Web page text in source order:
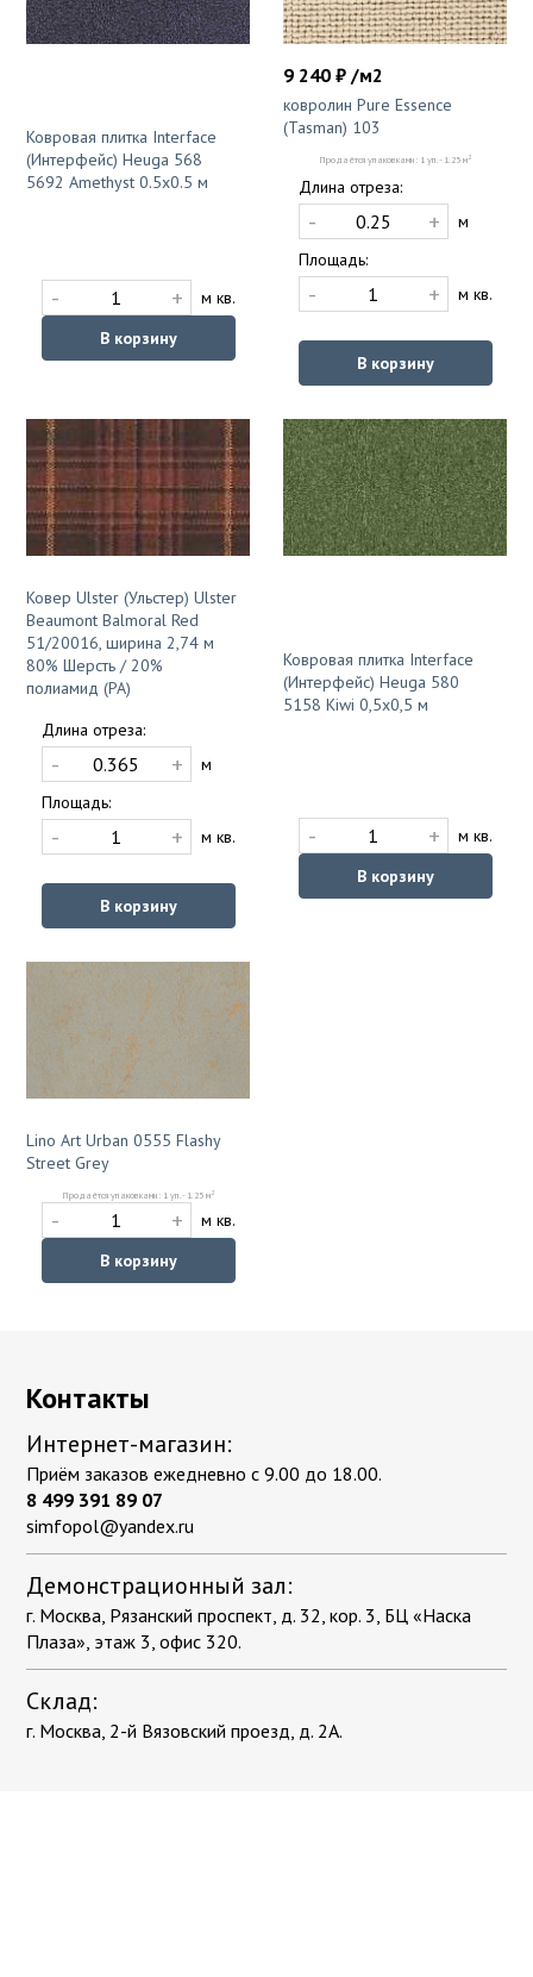
Ковровая плитка Interface
(Интерфейс) Heuga 568
5692 Amethyst 0.5x0.5 м
- +
м кв.
В корзину
9 240 ₽ /м2
ковролин Pure Essence
(Tasman) 103
Продаётся упаковками: 1 уп. - 1.25 м2
Длина отреза:
- +
м
Площадь:
- + м кв.
В корзину
Ковер Ulster (Ульстер) Ulster
Beaumont Balmoral Red
51/20016, ширина 2,74 м
80% Шерсть / 20%
полиамид (PA)
Длина отреза:
- +
м
Площадь:
- + м кв.
В корзину
Ковровая плитка Interface
(Интерфейс) Heuga 580
5158 Kiwi 0,5x0,5 м
- +
м кв.
В корзину
Lino Art Urban 0555 Flashy
Street Grey
Продаётся упаковками: 1 уп. - 1.25 м2
- +
м кв.
В корзину
Контакты
Интернет-магазин:
Приём заказов ежедневно с 9.00 до 18.00.
8 499 391 89 07
simfopol@yandex.ru
Демонстрационный зал:
г. Москва, Рязанский проспект, д. 32, кор. 3, БЦ «Наска
Плаза», этаж 3, офис 320.
Склад:
г. Москва, 2-й Вязовский проезд, д. 2А.